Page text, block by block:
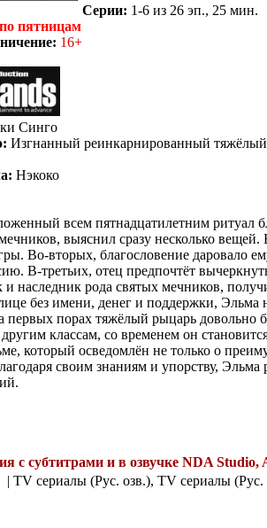
Серии: 1-6 из 26 эп., 25 мин.
пятницам
16+
Синго
Изгнанный реинкарнированный
Нэкоко
всем пятнадцатилетним ритуал
выяснил сразу несколько
Во-вторых, благословение даровало
В-третьих, отец предпочтёт
и наследник рода святых мечников,
без имени, денег и поддержки, Эльма
первых порах тяжёлый рыцарь довольно
другим классам, со временем он
который осведомлён не только о
своим знаниям и упорству, Эльма
с субтитрами и в озвучке NDA
| TV сериалы (Рус. озв.), TV сериалы